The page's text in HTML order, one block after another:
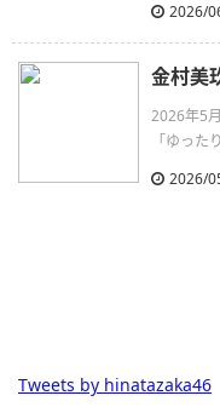
2026/
金村美
2026年5
「ゆった
2026/
Tweets by hinatazaka46